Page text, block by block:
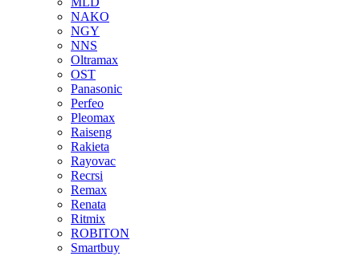
NAKO
NGY
NNS
Oltramax
OST
Panasonic
Perfeo
Pleomax
Raiseng
Rakieta
Rayovac
Recrsi
Remax
Renata
Ritmix
ROBITON
Smartbuy